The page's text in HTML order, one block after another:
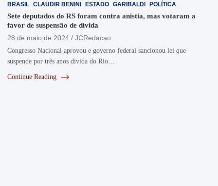
BRASIL CLAUDIR BENINI ESTADO GARIBALDI POLÍTICA
Sete deputados do RS foram contra anistia, mas votaram a
favor de suspensão de dívida
28 de maio de 2024
JCRedacao
Congresso Nacional aprovou e governo federal sancionou lei que
suspende por três anos dívida do Rio…
Continue Reading